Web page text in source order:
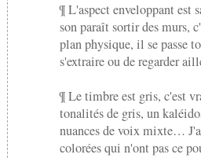
¶ L'aspect enveloppant est
son paraît sortir des murs,
plan physique, il se passe
s'extraire ou de regarder
¶ Le timbre est gris, c'est
tonalités de gris, un
nuances de voix mixte…
colorées qui n'ont pas ce